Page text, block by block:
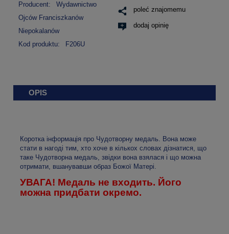
Producent:
Wydawnictwo
Ojców Franciszkanów
Niepokalanów
Kod produktu:
F206U
poleć znajomemu
dodaj opinię
OPIS
Коротка інформація про Чудотворну медаль. Вона може
стати в нагоді тим, хто хоче в кількох словах дізнатися, що
таке Чудотворна медаль, звідки вона взялася і що можна
отримати, вшанувавши образ Божої Матері.
УВАГА! Медаль не входить. Його
можна придбати окремо.